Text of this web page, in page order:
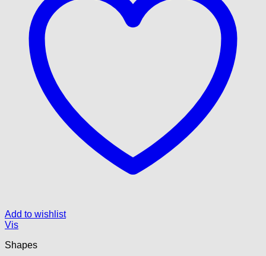
Add to wishlist
Vis
Shapes